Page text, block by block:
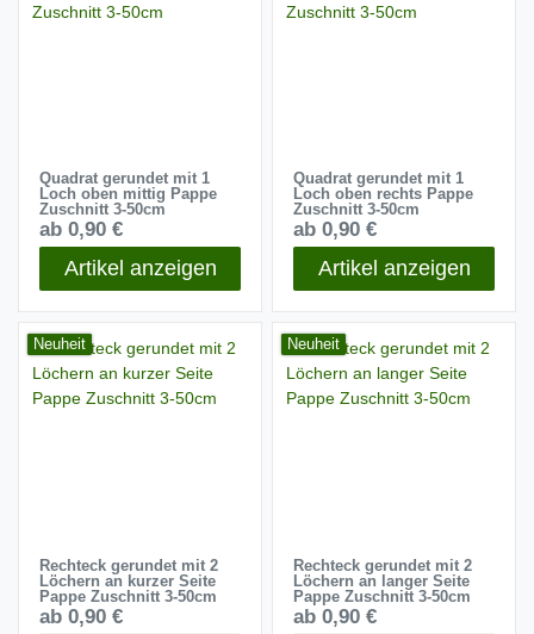
Quadrat gerundet mit 1
Loch oben mittig Pappe
Zuschnitt 3-50cm
ab 0,90 €
Artikel anzeigen
Quadrat gerundet mit 1
Loch oben rechts Pappe
Zuschnitt 3-50cm
ab 0,90 €
Artikel anzeigen
Neuheit
Rechteck gerundet mit 2
Löchern an kurzer Seite
Pappe Zuschnitt 3-50cm
ab 0,90 €
Neuheit
Rechteck gerundet mit 2
Löchern an langer Seite
Pappe Zuschnitt 3-50cm
ab 0,90 €